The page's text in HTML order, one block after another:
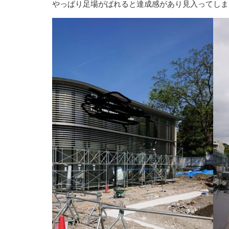
やっぱり足場がばれると達成感があり見入ってし